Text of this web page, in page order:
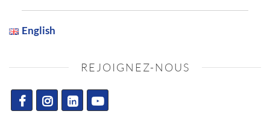
English
REJOIGNEZ-NOUS